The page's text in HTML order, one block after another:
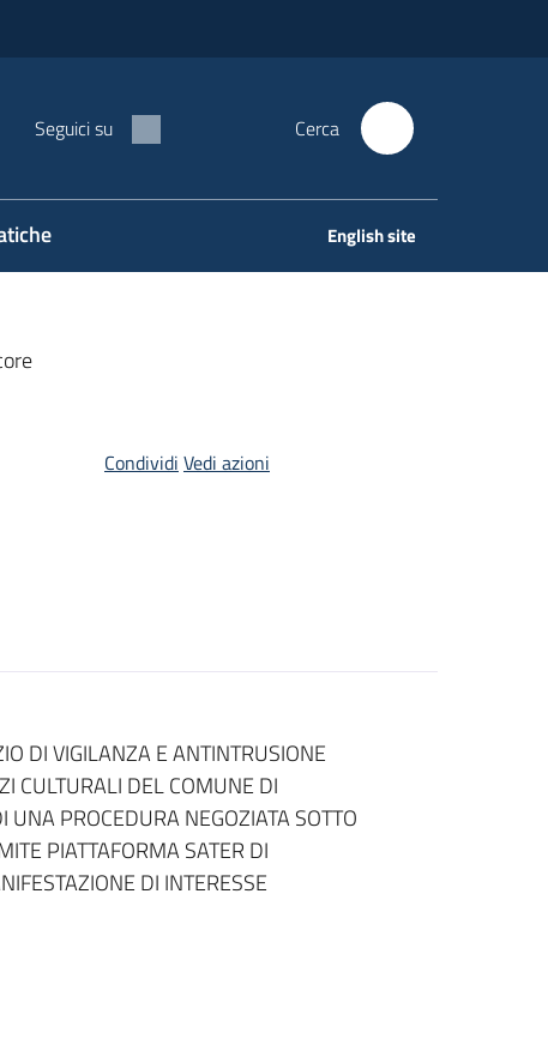
Seguici su Cerca
English site
Condividi Vedi azioni
DI VIGILANZA E ANTINTRUSIONE
CULTURALI DEL COMUNE DI
PROCEDURA NEGOZIATA SOTTO
PIATTAFORMA SATER DI
DI INTERESSE